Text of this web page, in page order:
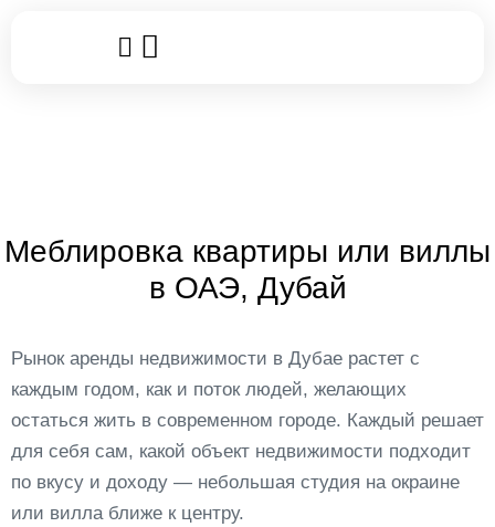
Меблировка квартиры или виллы
в ОАЭ, Дубай
Рынок аренды недвижимости в Дубае растет с
каждым годом, как и поток людей, желающих
остаться жить в современном городе. Каждый решает
для себя сам, какой объект недвижимости подходит
по вкусу и доходу — небольшая студия на окраине
или вилла ближе к центру.